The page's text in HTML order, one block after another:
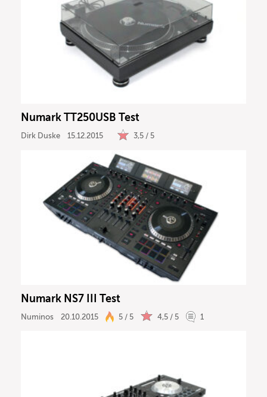
Numark TT250USB Test
Dirk Duske 15.12.2015 3,5 / 5
Numark NS7 III Test
Numinos 20.10.2015 5 / 5 4,5 / 5 1